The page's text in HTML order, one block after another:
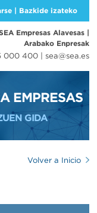
| Bazkide izateko
Empresas Alavesas |
Arabako Enpresak
000 400 | sea@sea.es
EMPRESAS
GIDA
Volver a Inicio